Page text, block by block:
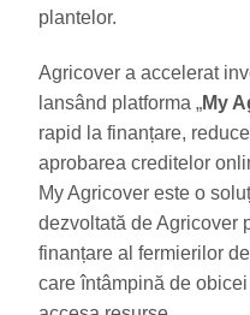
plantelor.
Agricover a accelerat
lansând platforma „My
rapid la finanțare,
aprobarea creditelor
My Agricover este o
dezvoltată de Agricover
finanțare al fermierilor
care întâmpină de